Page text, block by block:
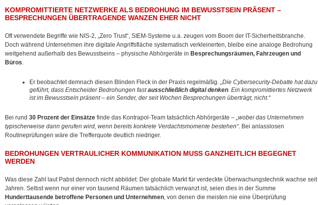
KOMPROMITTIERTE NETZWERKE ALS BEDROHUNG IM BEWUSSTSEIN PRÄSENT –
BESPRECHUNGEN ÜBERTRAGENDE WANZEN EHER NICHT
Oft verwendete Begriffe wie NIS-2, „Zero Trust“, SIEM-Systeme u.a. zeugen vom Boom der IT-Sicherheitsbranche.
Doch während Unternehmen ihre digitale Angriffsfläche systematisch verkleinerten, bleibe eine analoge Bedrohung
weitgehend außerhalb des Bewusstseins – physische Abhörgeräte in Besprechungsräumen, Fahrzeugen und
Büros.
Er beobachtet demnach diesen Blinden Fleck in der Praxis regelmäßig. „Die Cybersecurity-Debatte hat dazu
geführt, dass Entscheider Bedrohungen fastausschließlich digital denken. Ein kompromittiertes Netzwerk
ist im Bewusstsein präsent – ein Sender, der seit Wochen Besprechungen überträgt, nicht.“
Bei rund 30 Prozent der Einsätze finde das Kontrapol-Team tatsächlich Abhörgeräte – „wobei das Unternehmen
typischerweise dann gerufen wird, wenn bereits konkrete Verdachtsmomente bestehen“. Bei anlasslosen
Routineprüfungen wäre die Trefferquote deutlich niedriger.
BEDROHUNGEN VERTRAULICHER KOMMUNIKATION MUSS GANZHEITLICH BEGEGNET
WERDEN
Was diese Zahl laut Pabst dennoch nicht abbildet: Der globale Markt für verdeckte Überwachungstechnik wachse seit
Jahren. Selbst wenn nur einer von tausend Räumen tatsächlich verwanzt ist, seien dies in der Summe
Hunderttausende betroffene Personen und Unternehmen, von denen die meisten nie eine Überprüfung